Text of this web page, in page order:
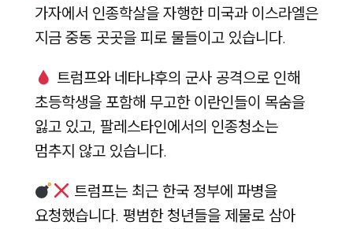
가자에서 인종학살을 자행한 미국과 이스라엘은
지금 중동 곳곳을 피로 물들이고 있습니다.
트럼프와 네타냐후의 군사 공격으로 인해
초등학생을 포함해 무고한 이란인들이 목숨을
잃고 있고, 팔레스타인에서의 인종청소는
멈추지 않고 있습니다.
트럼프는 최근 한국 정부에 파병을
요청했습니다. 평범한 청년들을 제물로 삼아